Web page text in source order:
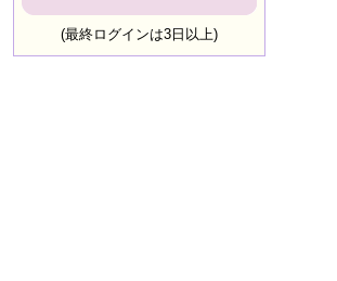
(最終ログインは3日以上)